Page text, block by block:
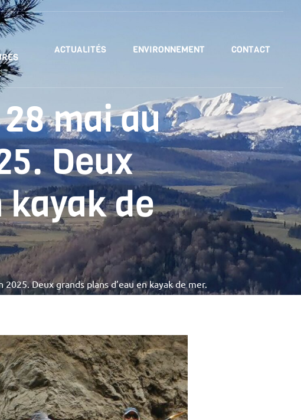
ACTUALITÉS ENVIRONNEMENT CONTACT
mai au
Deux
kayak de
Deux grands plans d’eau en kayak de mer.